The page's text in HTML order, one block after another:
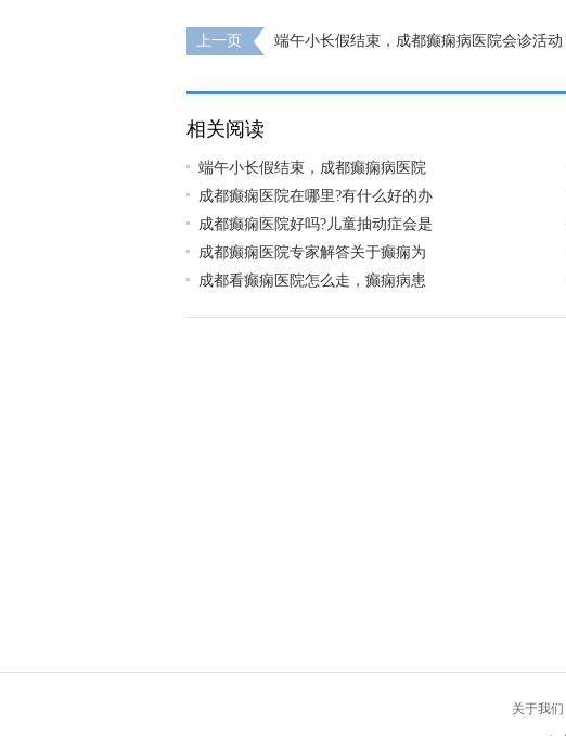
上一页
端午小长假结束，成都癫痫病医院会诊活动
相关阅读
端午小长假结束，成都癫痫病医院
成都癫痫医院在哪里?有什么好的办
成都癫痫医院好吗?儿童抽动症会是
成都癫痫医院专家解答关于癫痫为
成都看癫痫医院怎么走，癫痫病患
关于我们